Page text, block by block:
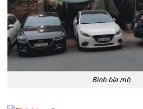
Bình bia mộ